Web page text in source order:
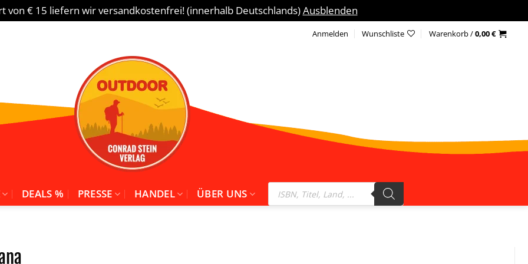
von € 15 liefern wir versandkostenfrei! (innerhalb Deutschlands)Ausblenden
Anmelden Wunschliste Warenkorb /0,00€
DEALS % PRESSE HANDEL ÜBER UNS
Products
search